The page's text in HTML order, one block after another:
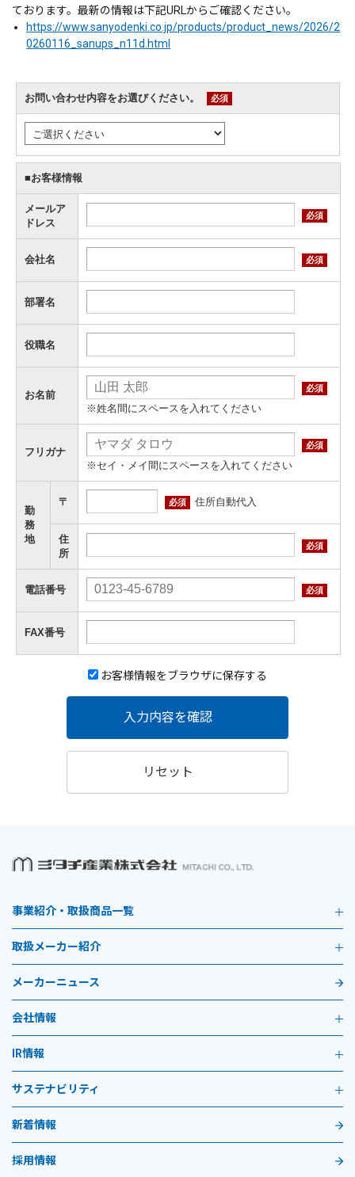
ております。最新の情報は下記URLからご確認ください。
https://www.sanyodenki.co.jp/products/product_news/2026/2
0260116_sanups_n11d.html
お問い合わせ内容をお選びください。 必須
■お客様情報
メールア
ドレス
必須
会社名 必須
部署名
役職名
お名前
必須
※姓名間にスペースを入れてください
フリガナ
必須
※セイ・メイ間にスペースを入れてください
勤
務
地
〒 必須 住所自動代入
住
所
必須
電話番号 必須
FAX番号
お客様情報をブラウザに保存する
入力内容を確認
リセット
事業紹介・取扱商品一覧
取扱メーカー紹介
メーカーニュース
会社情報
IR情報
サステナビリティ
新着情報
採用情報